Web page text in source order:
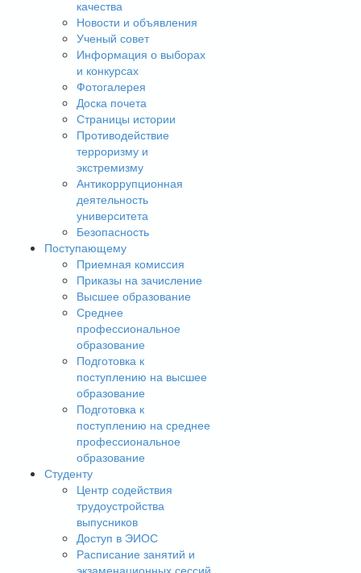
качества
Новости и объявления
Ученый совет
Информация о выборах
и конкурсах
Фотогалерея
Доска почета
Страницы истории
Противодействие
терроризму и
экстремизму
Антикоррупционная
деятельность
университета
Безопасность
Поступающему
Приемная комиссия
Приказы на зачисление
Высшее образование
Среднее
профессиональное
образование
Подготовка к
поступлению на высшее
образование
Подготовка к
поступлению на среднее
профессиональное
образование
Студенту
Центр содействия
трудоустройства
выпусников
Доступ в ЭИОС
Расписание занятий и
экзаменационных сессий